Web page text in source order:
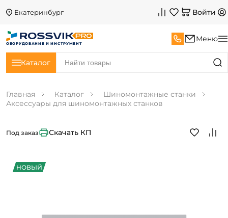
Екатеринбург Войти
ОБОРУДОВАНИЕ И ИНСТРУМЕНТ
Меню
Каталог
Главная Каталог
Шиномонтажные станки
Аксессуары для шиномонтажных станков
НОВЫЙ
Под заказ Скачать КП